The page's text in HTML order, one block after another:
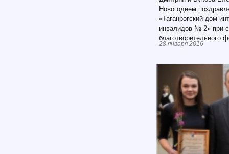
Новогоднем
«Таганрогский дом-
инвалидов № 2» при
благотворительного
28 января 2016